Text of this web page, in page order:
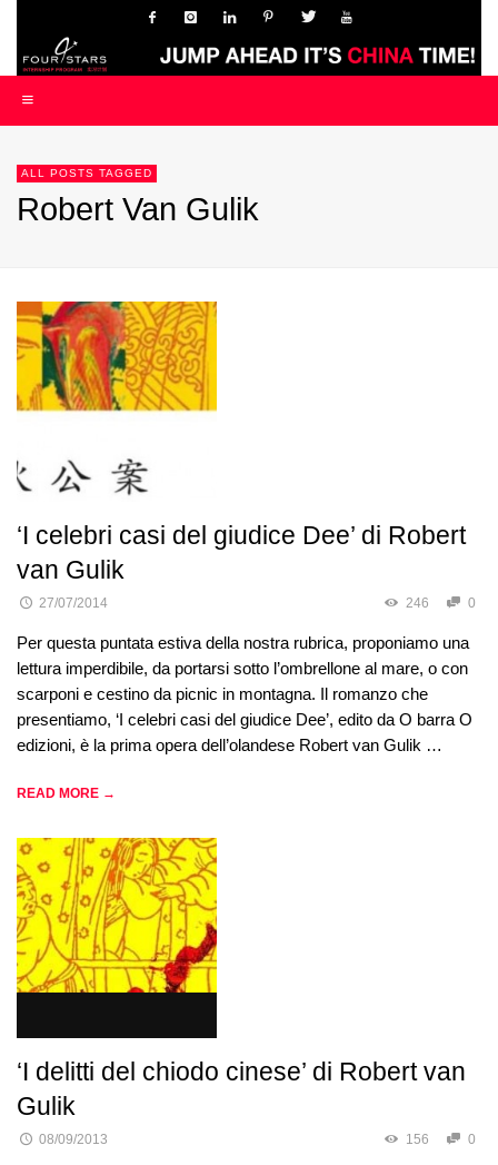
ALL POSTS TAGGED
Robert Van Gulik
‘I celebri casi del giudice Dee’ di Robert
van Gulik
27/07/2014 246 0
Per questa puntata estiva della nostra rubrica, proponiamo una
lettura imperdibile, da portarsi sotto l’ombrellone al mare, o con
scarponi e cestino da picnic in montagna. Il romanzo che
presentiamo, ‘I celebri casi del giudice Dee’, edito da O barra O
edizioni, è la prima opera dell’olandese Robert van Gulik …
READ MORE →
‘I delitti del chiodo cinese’ di Robert van
Gulik
08/09/2013 156 0